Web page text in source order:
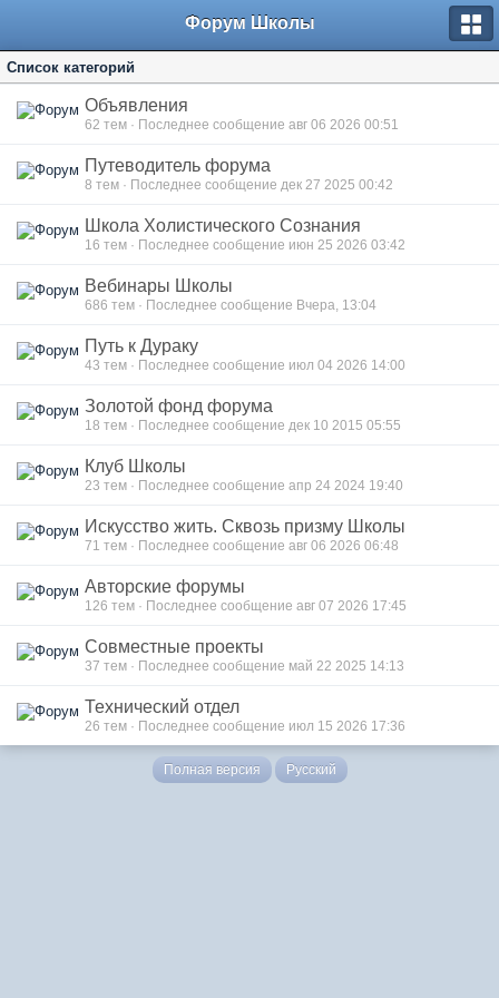
Форум Школы
Список категорий
Объявления
62 тем · Последнее сообщение авг 06 2026 00:51
Путеводитель форума
8 тем · Последнее сообщение дек 27 2025 00:42
Школа Холистического Сознания
16 тем · Последнее сообщение июн 25 2026 03:42
Вебинары Школы
686 тем · Последнее сообщение Вчера, 13:04
Путь к Дураку
43 тем · Последнее сообщение июл 04 2026 14:00
Золотой фонд форума
18 тем · Последнее сообщение дек 10 2015 05:55
Клуб Школы
23 тем · Последнее сообщение апр 24 2024 19:40
Искусство жить. Сквозь призму Школы
71 тем · Последнее сообщение авг 06 2026 06:48
Авторские форумы
126 тем · Последнее сообщение авг 07 2026 17:45
Совместные проекты
37 тем · Последнее сообщение май 22 2025 14:13
Технический отдел
26 тем · Последнее сообщение июл 15 2026 17:36
Полная версия Русский